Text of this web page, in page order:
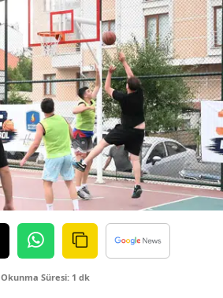
Samsun
Siirt
Sinop
Sivas
Tekirdağ
Tokat
Trabzon
Tunceli
Okunma Süresi: 1 dk